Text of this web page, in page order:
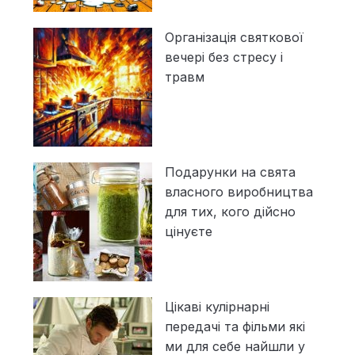
Організація святкової
вечері без стресу і
травм
Подарунки на свята
власного виробництва
для тих, кого дійсно
цінуєте
Цікаві кулірнарні
передачі та фільми які
ми для себе найшли у